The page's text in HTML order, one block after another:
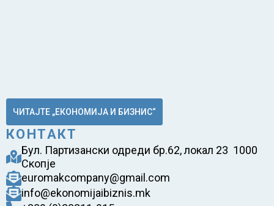
ЧИТАЈТЕ „ЕКОНОМИЈА И БИЗНИС“
КОНТАКТ
Бул. Партизански одреди бр.62, локал 23 1000
Скопје
euromakcompany@gmail.com
info@ekonomijaibiznis.mk